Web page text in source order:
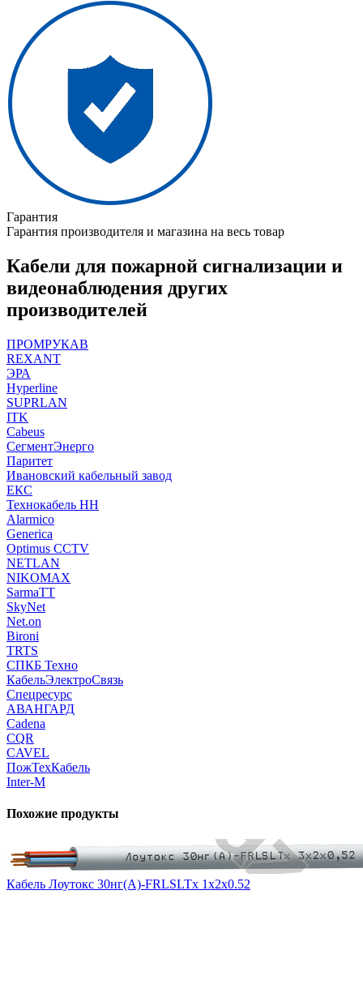
Гарантия
Гарантия производителя и магазина на весь товар
Кабели для пожарной сигнализации и
видеонаблюдения других
производителей
ПРОМРУКАВ
REXANT
ЭРА
Hyperline
SUPRLAN
ITK
Cabeus
СегментЭнерго
Паритет
Ивановский кабельный завод
ЕКС
Технокабель НН
Alarmico
Generica
Optimus CCTV
NETLAN
NIKOMAX
SarmaTT
SkyNet
Net.on
Bironi
TRTS
СПКБ Техно
КабельЭлектроСвязь
Спецресурс
АВАНГАРД
Cadena
CQR
CAVEL
ПожТехКабель
Inter-M
Похожие продукты
Кабель Лоутокс 30нг(А)-FRLSLTx 1x2x0.52